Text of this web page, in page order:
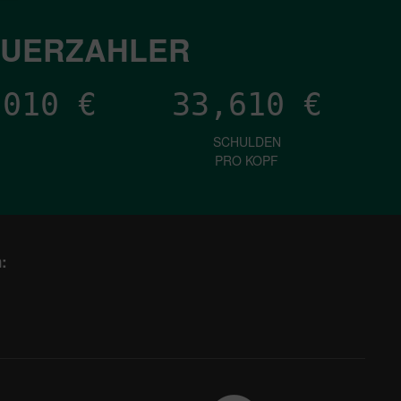
€ 33,610 €
SCHULDEN
PRO KOPF